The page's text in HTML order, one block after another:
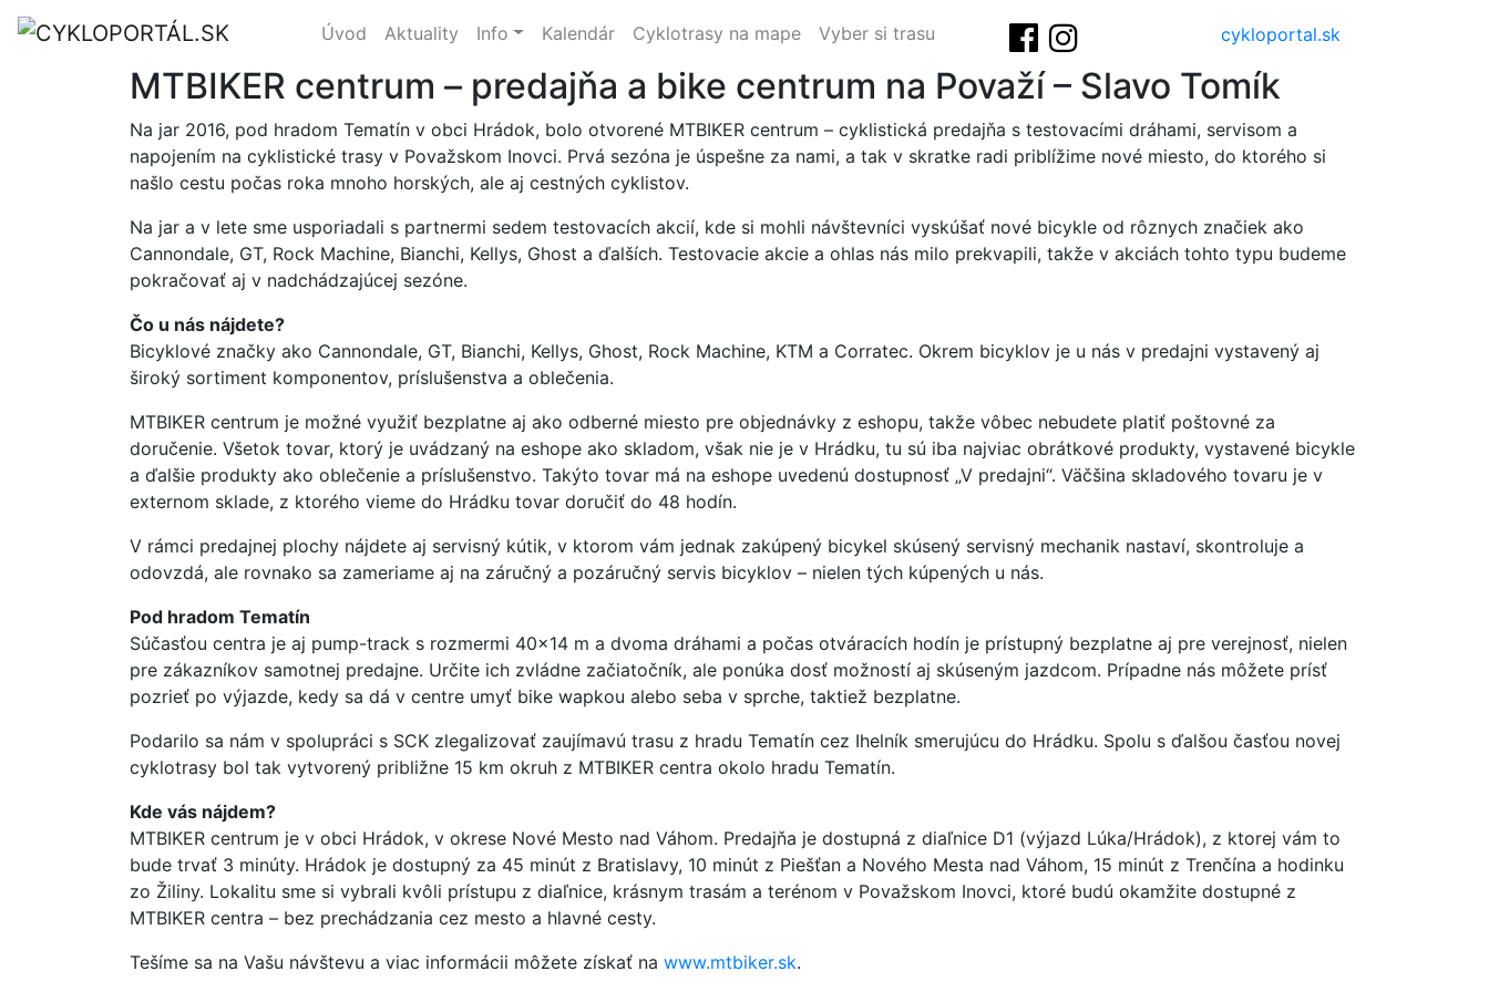
Úvod Aktuality Info Kalendár Cyklotrasy na mape Vyber si trasu cykloportal.sk
MTBIKER centrum – predajňa a bike centrum na Považí – Slavo Tomík
Na jar 2016, pod hradom Tematín v obci Hrádok, bolo otvorené MTBIKER centrum – cyklistická predajňa s testovacími dráhami, servisom a
napojením na cyklistické trasy v Považskom Inovci. Prvá sezóna je úspešne za nami, a tak v skratke radi priblížime nové miesto, do ktorého si
našlo cestu počas roka mnoho horských, ale aj cestných cyklistov.
Na jar a v lete sme usporiadali s partnermi sedem testovacích akcií, kde si mohli návštevníci vyskúšať nové bicykle od rôznych značiek ako
Cannondale, GT, Rock Machine, Bianchi, Kellys, Ghost a ďalších. Testovacie akcie a ohlas nás milo prekvapili, takže v akciách tohto typu budeme
pokračovať aj v nadchádzajúcej sezóne.
Čo u nás nájdete?
Bicyklové značky ako Cannondale, GT, Bianchi, Kellys, Ghost, Rock Machine, KTM a Corratec. Okrem bicyklov je u nás v predajni vystavený aj
široký sortiment komponentov, príslušenstva a oblečenia.
MTBIKER centrum je možné využiť bezplatne aj ako odberné miesto pre objednávky z eshopu, takže vôbec nebudete platiť poštovné za
doručenie. Všetok tovar, ktorý je uvádzaný na eshope ako skladom, však nie je v Hrádku, tu sú iba najviac obrátkové produkty, vystavené bicykle
a ďalšie produkty ako oblečenie a príslušenstvo. Takýto tovar má na eshope uvedenú dostupnosť „V predajni“. Väčšina skladového tovaru je v
externom sklade, z ktorého vieme do Hrádku tovar doručiť do 48 hodín.
V rámci predajnej plochy nájdete aj servisný kútik, v ktorom vám jednak zakúpený bicykel skúsený servisný mechanik nastaví, skontroluje a
odovzdá, ale rovnako sa zameriame aj na záručný a pozáručný servis bicyklov – nielen tých kúpených u nás.
Pod hradom Tematín
Súčasťou centra je aj pump-track s rozmermi 40×14 m a dvoma dráhami a počas otváracích hodín je prístupný bezplatne aj pre verejnosť, nielen
pre zákazníkov samotnej predajne. Určite ich zvládne začiatočník, ale ponúka dosť možností aj skúseným jazdcom. Prípadne nás môžete prísť
pozrieť po výjazde, kedy sa dá v centre umyť bike wapkou alebo seba v sprche, taktiež bezplatne.
Podarilo sa nám v spolupráci s SCK zlegalizovať zaujímavú trasu z hradu Tematín cez Ihelník smerujúcu do Hrádku. Spolu s ďalšou časťou novej
cyklotrasy bol tak vytvorený približne 15 km okruh z MTBIKER centra okolo hradu Tematín.
Kde vás nájdem?
MTBIKER centrum je v obci Hrádok, v okrese Nové Mesto nad Váhom. Predajňa je dostupná z diaľnice D1 (výjazd Lúka/Hrádok), z ktorej vám to
bude trvať 3 minúty. Hrádok je dostupný za 45 minút z Bratislavy, 10 minút z Piešťan a Nového Mesta nad Váhom, 15 minút z Trenčína a hodinku
zo Žiliny. Lokalitu sme si vybrali kvôli prístupu z diaľnice, krásnym trasám a terénom v Považskom Inovci, ktoré budú okamžite dostupné z
MTBIKER centra – bez prechádzania cez mesto a hlavné cesty.
Tešíme sa na Vašu návštevu a viac informácii môžete získať na www.mtbiker.sk.